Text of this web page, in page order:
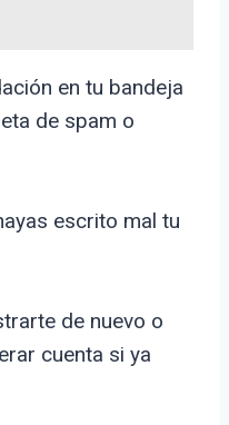
en tu bandeja
de spam o
escrito mal tu
de nuevo o
cuenta si ya